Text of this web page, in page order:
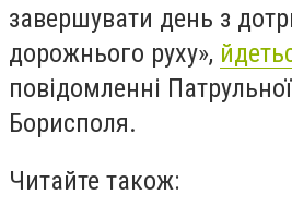
завершувати день з
дорожнього руху»,
повідомленні Патрульної
Борисполя.
Читайте також: